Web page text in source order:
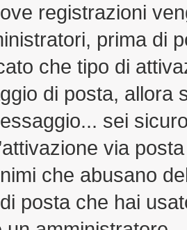
registrazioni
prima di
che tipo di
di posta, allora
sei
via
che abusano
di posta che hai